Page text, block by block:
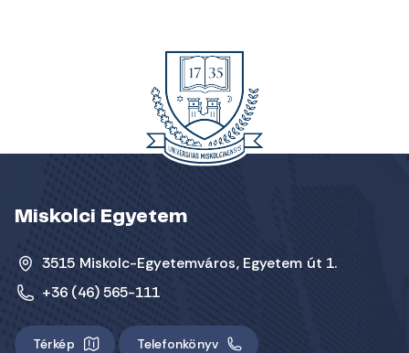
Miskolci Egyetem
3515 Miskolc-Egyetemváros, Egyetem út 1.
+36 (46) 565-111
Térkép Telefonkönyv